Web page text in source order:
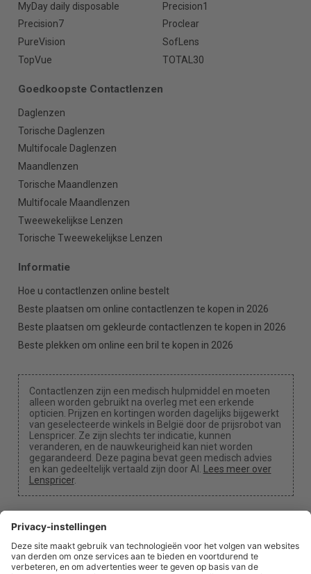
MyDay daily disposable
Precision1
Precision7
Proclear
PureVision
SofLens
TopVue
TOTAL30
Goedkoopste Contactlenzen
Daglenzen
Torische Daglenzen
Multifocale Daglenzen
Maandlenzen
Torische Maandlenzen
Multifocale Maandlenzen
Tweewekelijkse Lenzen
Torische Tweewekelijkse Lenzen
Informatie
Hoe u contactlenzen online bestelt
Beste plaatsen om online contactlenzen te kopen in 2026
Beste plaatsen om gekleurde contactlenzen te kopen in 2026
Beste plekken om online een bril te kopen in 2026
Contactlenzen zijn een medisch hulpmiddel en moeten
alleen worden gebruikt na overleg met een erkende
opticien. Prijzen en kortingen worden dagelijks bijgewerkt
van geselecteerde winkels in België door de prijsrobot van
Lenspricer. Ze zijn slechts ter indicatie, kunnen
veranderen, en de nauwkeurigheid kan niet worden
gegarandeerd. Deze pagina bevat geen medisch advies
en kan gedeeltelijk vertaald zijn door AI. Lees meer over
Lenspricer.
Cookie-instellingen